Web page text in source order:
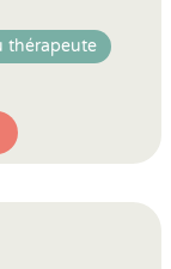
thérapeute